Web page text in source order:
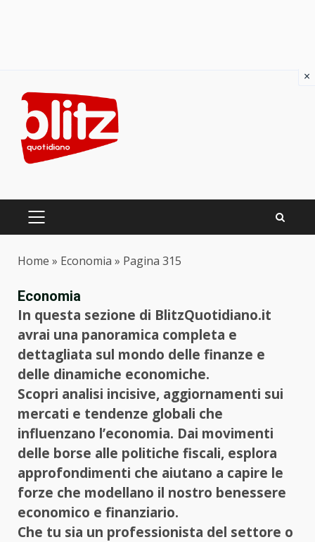
content
PRIMARY
Home » Economia » Pagina 315
Economia
In questa sezione di BlitzQuotidiano.it
avrai una panoramica completa e
dettagliata sul mondo delle finanze e
delle dinamiche economiche.
Scopri analisi incisive, aggiornamenti sui
mercati e tendenze globali che
influenzano l’economia. Dai movimenti
delle borse alle politiche fiscali, esplora
approfondimenti che aiutano a capire le
forze che modellano il nostro benessere
economico e finanziario.
Che tu sia un professionista del settore o
×